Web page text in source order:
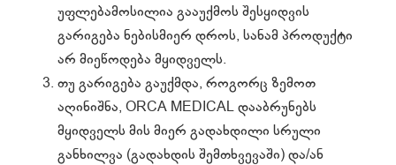
უფლებამოსილია გააუქმოს შესყიდვის
გარიგება ნებისმიერ დროს, სანამ პროდუქტი
არ მიეწოდება მყიდველს.
თუ გარიგება გაუქმდა, როგორც ზემოთ
აღინიშნა, ORCA MEDICAL დააბრუნებს
მყიდველს მის მიერ გადახდილი სრული
განხილვა (გადახდის შემთხვევაში) და/ან